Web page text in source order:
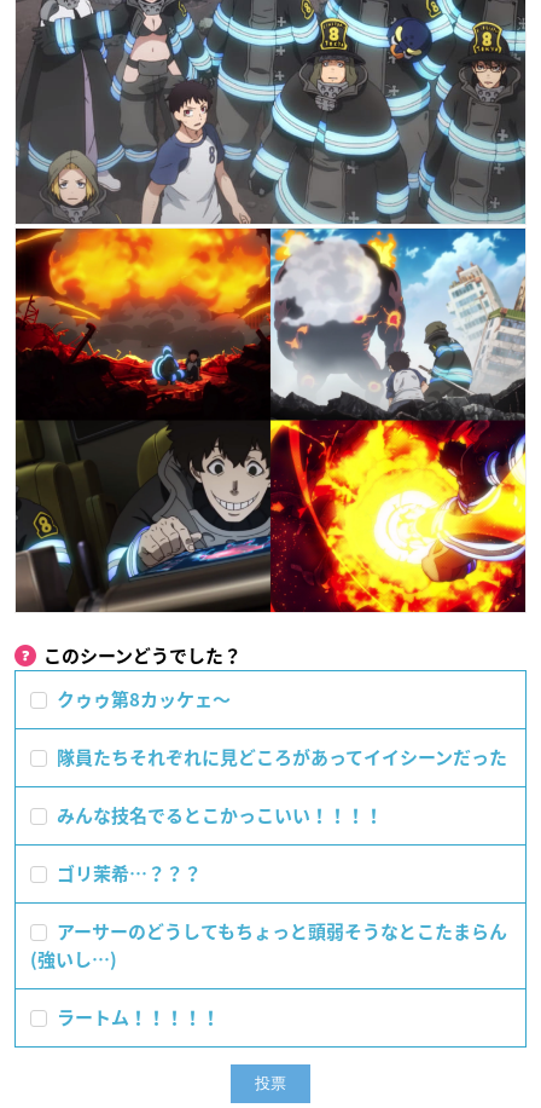
このシーンどうでした？
クゥゥ第8カッケェ〜
隊員たちそれぞれに見どころがあってイイシーンだった
みんな技名でるとこかっこいい！！！！
ゴリ茉希…？？？
アーサーのどうしてもちょっと頭弱そうなとこたまらん
(強いし…)
ラートム！！！！！